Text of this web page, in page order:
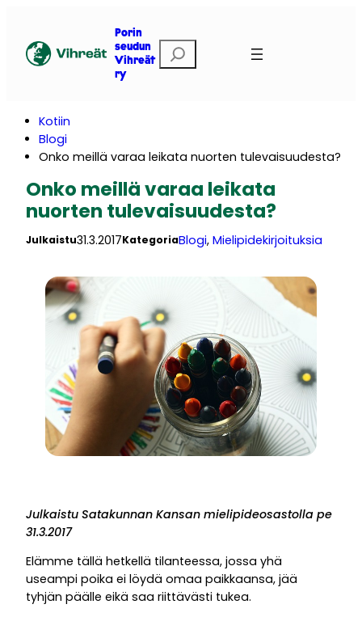
Porin
seudun
Vihreät
ry
t
Kotiin
Blogi
Onko meillä varaa leikata nuorten tulevaisuudesta?
Onko meillä varaa leikata
nuorten tulevaisuudesta?
Julkaistu31.3.2017KategoriaBlogi, Mielipidekirjoituksia
Julkaistu Satakunnan Kansan mielipideosastolla pe
31.3.2017
Elämme tällä hetkellä tilanteessa, jossa yhä
useampi poika ei löydä omaa paikkaansa, jää
tyhjän päälle eikä saa riittävästi tukea.